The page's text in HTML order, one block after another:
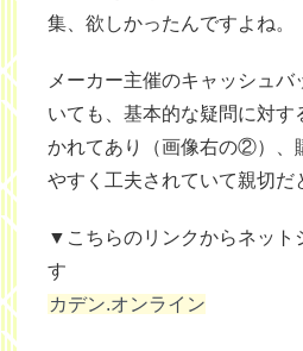
集、欲しかったんですよね。
メーカー主催のキャッシュ
いても、基本的な疑問に対す
かれてあり（画像右の②）、
やすく工夫されていて親切だ
▼こちらのリンクからネット
す
カデン.オンライン